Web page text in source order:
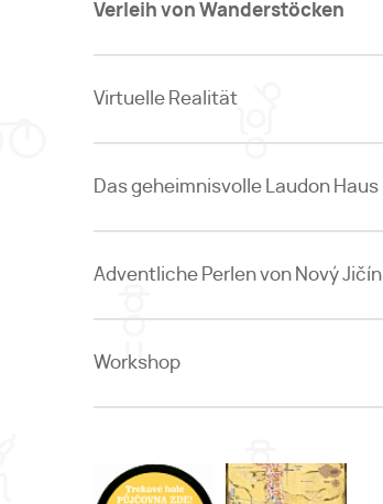
Verleih von Wanderstöcken
Virtuelle Realität
Das geheimnisvolle Laudon Haus
Adventliche Perlen von Nový Jičín
Workshop